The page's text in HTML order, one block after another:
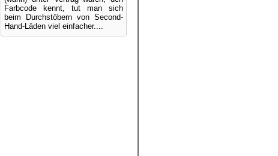
Farbcode kennt, tut man sich
beim Durchstöbern von Second-
Hand-Läden viel einfacher....